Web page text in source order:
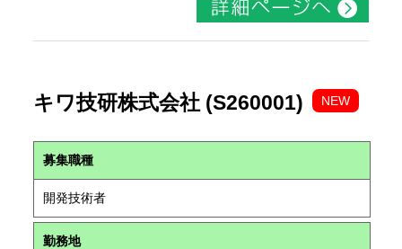
キワ技研株式会社 (S260001) NEW
募集職種
開発技術者
勤務地